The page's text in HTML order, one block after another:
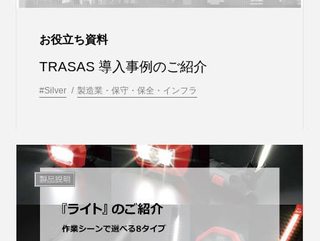
お役立ち資料
TRASAS 導入事例のご紹介
#Silver 製造業・保守・保全・インフラ